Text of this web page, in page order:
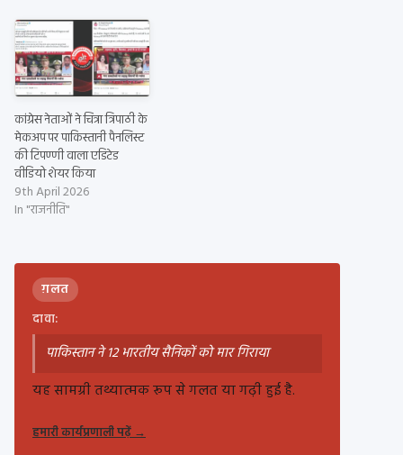
कांग्रेस नेताओं ने चित्रा त्रिपाठी के
मेकअप पर पाकिस्तानी पैनलिस्ट
की टिपण्णी वाला एडिटेड
वीडियो शेयर किया
9th April 2026
In "राजनीति"
ग़लत
दावा:
पाकिस्तान ने 12 भारतीय सैनिकों को मार गिराया
यह सामग्री तथ्यात्मक रूप से गलत या गढ़ी हुई है.
हमारी कार्यप्रणाली पढ़ें→